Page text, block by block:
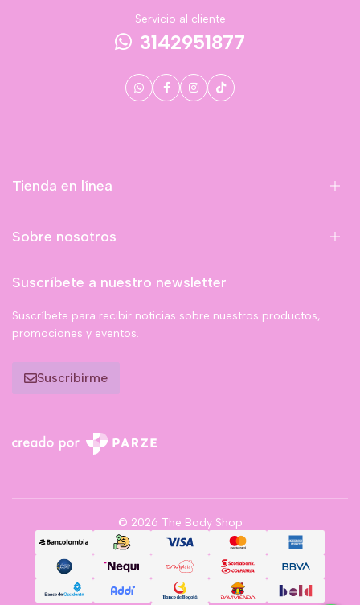
Servicio al cliente
3142951877
Tienda en línea
Sobre nosotros
Suscríbete a nuestro newsletter
Suscríbete para recibir noticias sobre nuestros productos,
promociones y eventos.
Suscribirme
© 2026 The Body Shop